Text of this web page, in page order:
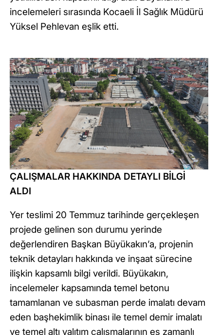
incelemeleri sırasında Kocaeli İl Sağlık Müdürü
Yüksel Pehlevan eşlik etti.
ÇALIŞMALAR HAKKINDA DETAYLI BİLGİ
ALDI
Yer teslimi 20 Temmuz tarihinde gerçekleşen
projede gelinen son durumu yerinde
değerlendiren Başkan Büyükakın’a, projenin
teknik detayları hakkında ve inşaat sürecine
ilişkin kapsamlı bilgi verildi. Büyükakın,
incelemeler kapsamında temel betonu
tamamlanan ve subasman perde imalatı devam
eden başhekimlik binası ile temel demir imalatı
ve temel altı yalıtım çalışmalarının eş zamanlı